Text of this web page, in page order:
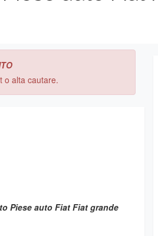
o alta cautare.
Piese auto Fiat Fiat grande